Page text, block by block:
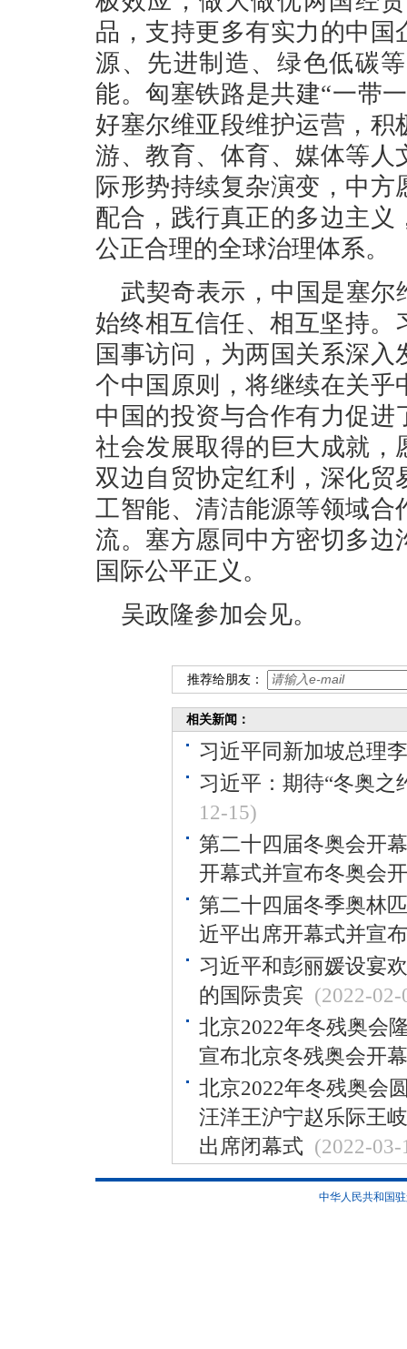
品，支持更多有实力的中
源、先进制造、绿色低碳
能。匈塞铁路是共建“一带
好塞尔维亚段维护运营，
游、教育、体育、媒体等
际形势持续复杂演变，中
配合，践行真正的多边主
公正合理的全球治理体系。
武契奇表示，中国是塞尔
始终相互信任、相互坚持。
国事访问，为两国关系深
个中国原则，将继续在关
中国的投资与合作有力促
社会发展取得的巨大成就
双边自贸协定红利，深化
工智能、清洁能源等领域
流。塞方愿同中方密切多
国际公平正义。
吴政隆参加会见。
推荐给朋友：
相关新闻：
习近平同新加坡总理
习近平：期待“冬奥
12-15)
第二十四届冬奥会开
开幕式并宣布冬奥会
第二十四届冬季奥林
近平出席开幕式并宣
习近平和彭丽媛设宴
的国际贵宾 (2022-02-
北京2022年冬残奥会
宣布北京冬残奥会开幕
北京2022年冬残奥会
汪洋王沪宁赵乐际王
出席闭幕式 (2022-03-
中华人民共和国